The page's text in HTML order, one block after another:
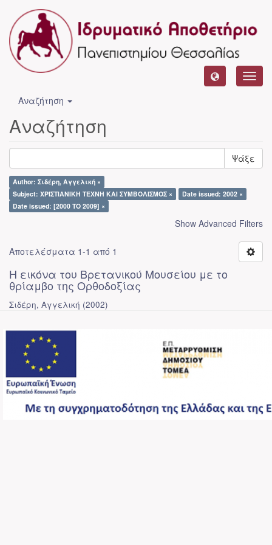
Αναζήτηση
Αναζήτηση
Ψάξε
Author: Σιδέρη, Αγγελική ×
Subject: ΧΡΙΣΤΙΑΝΙΚΗ ΤΕΧΝΗ ΚΑΙ ΣΥΜΒΟΛΙΣΜΟΣ ×
Date issued: 2002 ×
Date issued: [2000 TO 2009] ×
Show Advanced Filters
Αποτελέσματα 1-1 από 1
Η εικόνα του Βρετανικού Μουσείου με το
θρίαμβο της Ορθοδοξίας
Σιδέρη, Αγγελική (2002)